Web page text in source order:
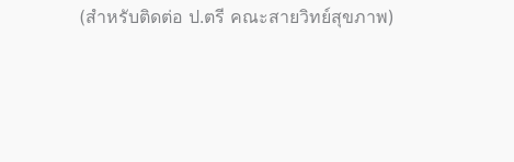
(สำหรับติดต่อ ป.ตรี คณะสายวิทย์สุขภาพ)